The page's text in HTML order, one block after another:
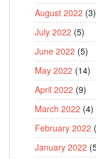
August 2022 (3)
July 2022 (5)
June 2022 (5)
May 2022 (14)
April 2022 (9)
March 2022 (4)
February 2022
January 2022